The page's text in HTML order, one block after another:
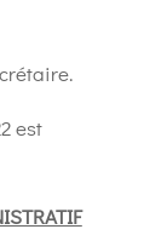
est